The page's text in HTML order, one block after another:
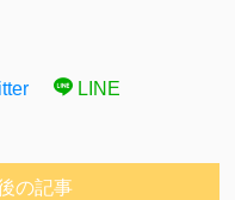
LINE
の記事